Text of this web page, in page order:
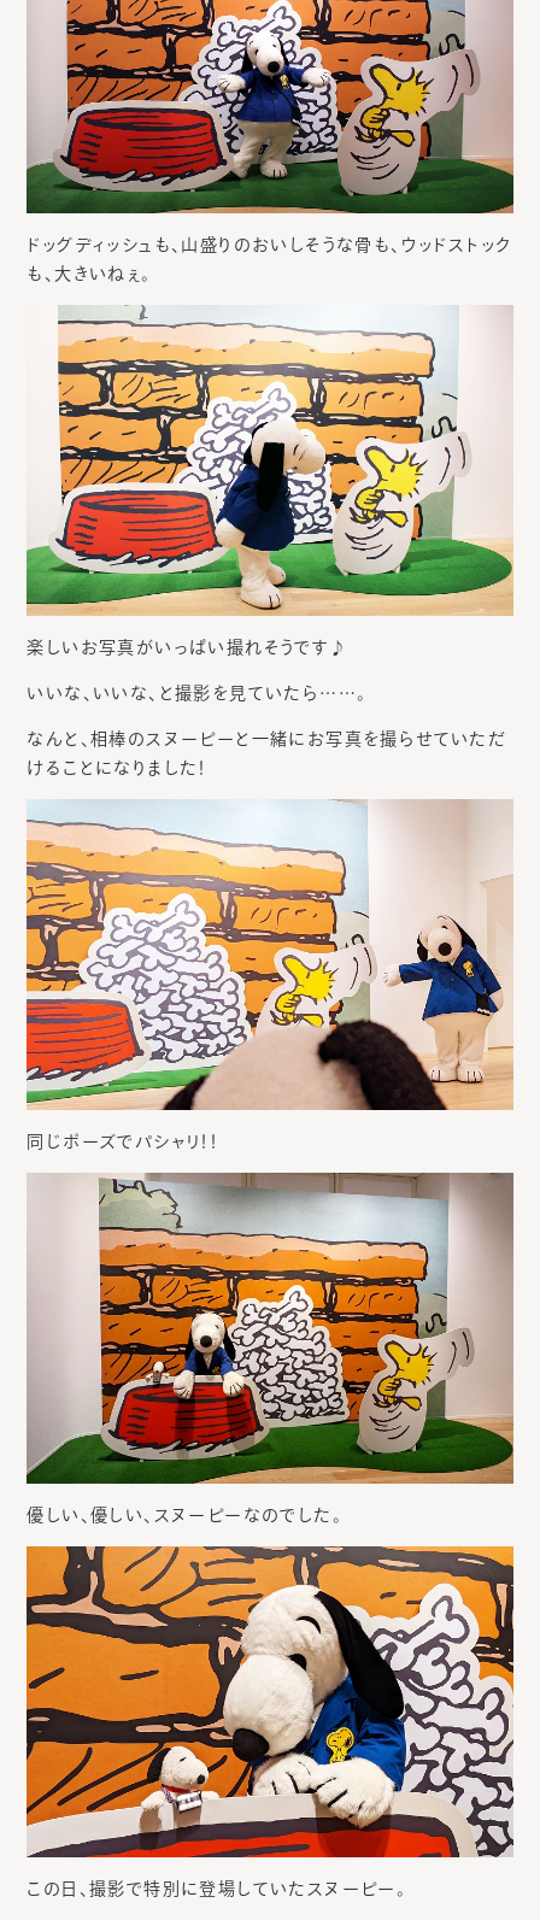
ドッグディッシュも、山盛りのおいしそうな骨も、ウッドストック
も、大きいねぇ。
楽しいお写真がいっぱい撮れそうです♪
いいな、いいな、と撮影を見ていたら……。
なんと、相棒のスヌーピーと一緒にお写真を撮らせていただ
けることになりました！
同じポーズでパシャリ！！
優しい、優しい、スヌーピーなのでした。
この日、撮影で特別に登場していたスヌーピー。